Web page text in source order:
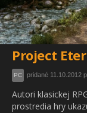
Project
PC pridané 11.10.2012
Autori klasickej
prostredia hry